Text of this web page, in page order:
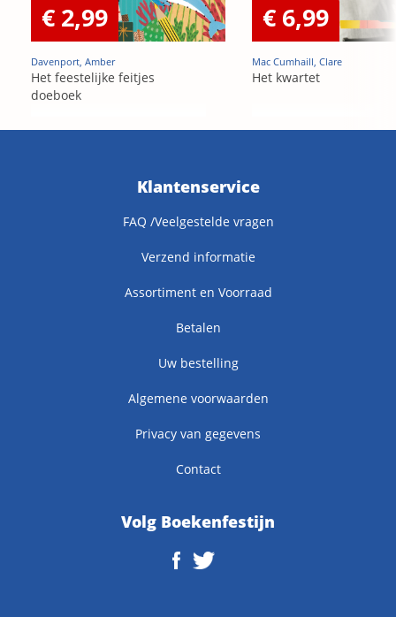
€ 2,99
Davenport, Amber
Het feestelijke feitjes
doeboek
€ 6,99
Mac Cumhaill, Clare
Het kwartet
Klantenservice
FAQ /Veelgestelde vragen
Verzend informatie
Assortiment en Voorraad
Betalen
Uw bestelling
Algemene voorwaarden
Privacy van gegevens
Contact
Volg Boekenfestijn